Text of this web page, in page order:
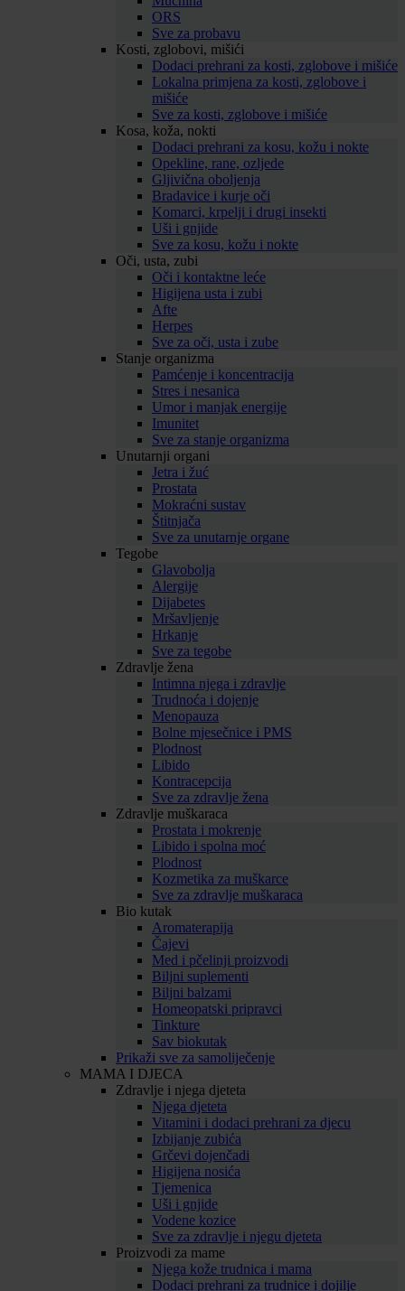
ORS
Sve za probavu
Kosti, zglobovi, mišići
Dodaci prehrani za kosti, zglobove i mišiće
Lokalna primjena za kosti, zglobove i
mišiće
Sve za kosti, zglobove i mišiće
Kosa, koža, nokti
Dodaci prehrani za kosu, kožu i nokte
Opekline, rane, ozljede
Gljivična oboljenja
Bradavice i kurje oči
Komarci, krpelji i drugi insekti
Uši i gnjide
Sve za kosu, kožu i nokte
Oči, usta, zubi
Oči i kontaktne leće
Higijena usta i zubi
Afte
Herpes
Sve za oči, usta i zube
Stanje organizma
Pamćenje i koncentracija
Stres i nesanica
Umor i manjak energije
Imunitet
Sve za stanje organizma
Unutarnji organi
Jetra i žuć
Prostata
Mokraćni sustav
Štitnjača
Sve za unutarnje organe
Tegobe
Glavobolja
Alergije
Dijabetes
Mršavljenje
Hrkanje
Sve za tegobe
Zdravlje žena
Intimna njega i zdravlje
Trudnoća i dojenje
Menopauza
Bolne mjesečnice i PMS
Plodnost
Libido
Kontracepcija
Sve za zdravlje žena
Zdravlje muškaraca
Prostata i mokrenje
Libido i spolna moć
Plodnost
Kozmetika za muškarce
Sve za zdravlje muškaraca
Bio kutak
Aromaterapija
Čajevi
Med i pčelinji proizvodi
Biljni suplementi
Biljni balzami
Homeopatski pripravci
Tinkture
Sav biokutak
Prikaži sve za samoliječenje
MAMA I DJECA
Zdravlje i njega djeteta
Njega djeteta
Vitamini i dodaci prehrani za djecu
Izbijanje zubića
Grčevi dojenčadi
Higijena nosića
Tjemenica
Uši i gnjide
Vodene kozice
Sve za zdravlje i njegu djeteta
Proizvodi za mame
Njega kože trudnica i mama
Dodaci prehrani za trudnice i dojilje